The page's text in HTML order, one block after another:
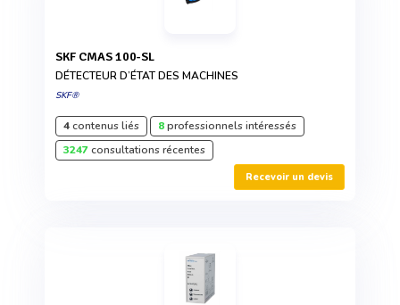
SKF CMAS 100-SL
DÉTECTEUR D’ÉTAT DES MACHINES
SKF®
4contenus liés 8professionnels intéressés
3247consultations récentes
Recevoir un devis